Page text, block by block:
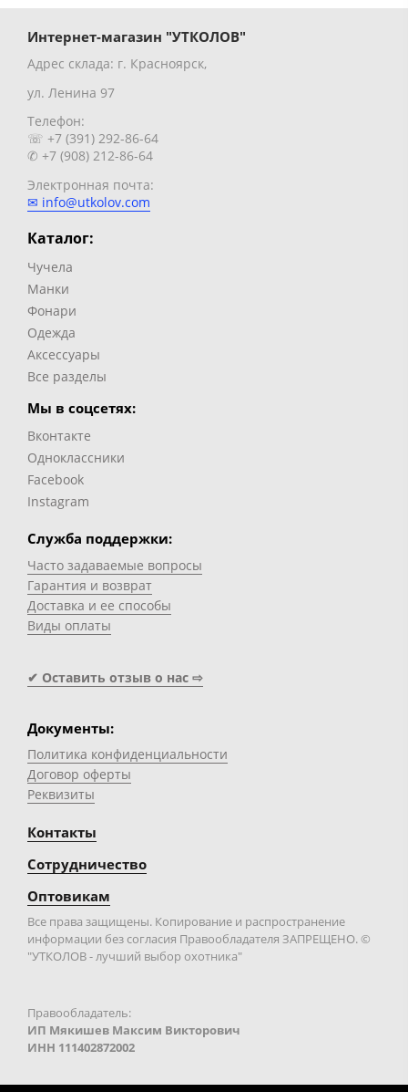
Интернет-магазин "УТКОЛОВ"
Адрес склада: г. Красноярск,
ул. Ленина 97
Телефон:
☏ +7 (391) 292-86-64
✆ +7 (908) 212-86-64
Электронная почта:
✉ info@utkolov.com
Каталог:
Чучела
Манки
Фонари
Одежда
Аксессуары
Все разделы
Мы в соцсетях:
Вконтакте
Одноклассники
Facebook
Instagram
Служба поддержки:
Часто задаваемые вопросы
Гарантия и возврат
Доставка и ее способы
Виды оплаты
✔ Оставить отзыв о нас ⇨
Документы:
Политика конфиденциальности
Договор оферты
Реквизиты
Контакты
Сотрудничество
Оптовикам
Все права защищены. Копирование и распространение
информации без согласия Правообладателя ЗАПРЕЩЕНО. ©
"УТКОЛОВ - лучший выбор охотника"
Правообладатель:
ИП Мякишев Максим Викторович
ИНН 111402872002